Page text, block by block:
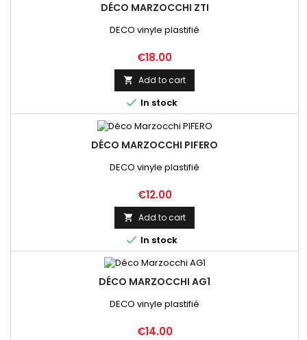
DÉCO MARZOCCHI ZTI
DECO vinyle plastifié
Price
€18.00
 Add to cart
 In stock
DÉCO MARZOCCHI PIFERO
DECO vinyle plastifié
Price
€12.00
 Add to cart
 In stock
DÉCO MARZOCCHI AG1
DECO vinyle plastifié
Price
€14.00